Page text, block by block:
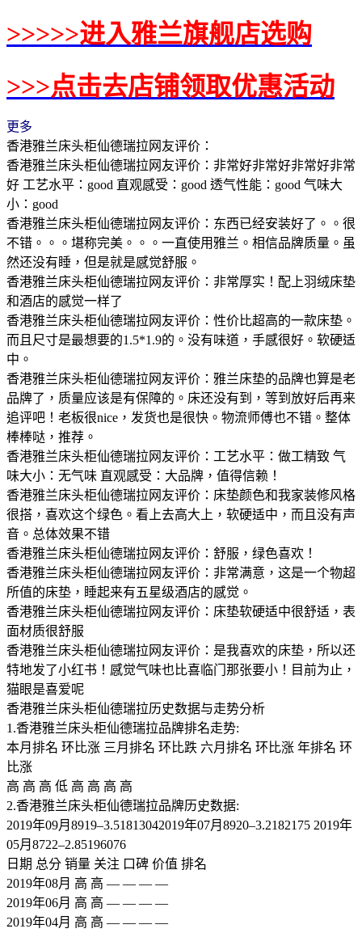
>>>>>进入雅兰旗舰店选购
>>>点击去店铺领取优惠活动
更多
香港雅兰床头柜仙德瑞拉网友评价：
香港雅兰床头柜仙德瑞拉网友评价：非常好非常好非常好非常
好 工艺水平：good 直观感受：good 透气性能：good 气味大
小：good
香港雅兰床头柜仙德瑞拉网友评价：东西已经安装好了。。很
不错。。。堪称完美。。。一直使用雅兰。相信品牌质量。虽
然还没有睡，但是就是感觉舒服。
香港雅兰床头柜仙德瑞拉网友评价：非常厚实！配上羽绒床垫
和酒店的感觉一样了
香港雅兰床头柜仙德瑞拉网友评价：性价比超高的一款床垫。
而且尺寸是最想要的1.5*1.9的。没有味道，手感很好。软硬适
中。
香港雅兰床头柜仙德瑞拉网友评价：雅兰床垫的品牌也算是老
品牌了，质量应该是有保障的。床还没有到，等到放好后再来
追评吧！老板很nice，发货也是很快。物流师傅也不错。整体
棒棒哒，推荐。
香港雅兰床头柜仙德瑞拉网友评价：工艺水平：做工精致 气
味大小：无气味 直观感受：大品牌，值得信赖！
香港雅兰床头柜仙德瑞拉网友评价：床垫颜色和我家装修风格
很搭，喜欢这个绿色。看上去高大上，软硬适中，而且没有声
音。总体效果不错
香港雅兰床头柜仙德瑞拉网友评价：舒服，绿色喜欢！
香港雅兰床头柜仙德瑞拉网友评价：非常满意，这是一个物超
所值的床垫，睡起来有五星级酒店的感觉。
香港雅兰床头柜仙德瑞拉网友评价：床垫软硬适中很舒适，表
面材质很舒服
香港雅兰床头柜仙德瑞拉网友评价：是我喜欢的床垫，所以还
特地发了小红书！感觉气味也比喜临门那张要小！目前为止，
猫眼是喜爱呢
香港雅兰床头柜仙德瑞拉历史数据与走势分析
1.香港雅兰床头柜仙德瑞拉品牌排名走势:
本月排名 环比涨 三月排名 环比跌 六月排名 环比涨 年排名 环
比涨
高 高 高 低 高 高 高 高
2.香港雅兰床头柜仙德瑞拉品牌历史数据:
2019年09月8919–3.51813042019年07月8920–3.2182175 2019年
05月8722–2.85196076
日期 总分 销量 关注 口碑 价值 排名
2019年08月 高 高 — — — —
2019年06月 高 高 — — — —
2019年04月 高 高 — — — —